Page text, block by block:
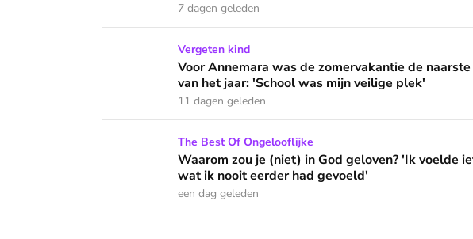
7 dagen geleden
Voor Annemara was de zomervakantie de naarste tijd van het
Vergeten kind
Voor Annemara was de zomervakantie de
van het jaar: 'School was mijn veilige plek'
11 dagen geleden
Waarom zou je (niet) in God geloven? 'Ik voelde iets wat ik nooit
The Best Of Ongelooflijke
Waarom zou je (niet) in God geloven? 'Ik voelde
wat ik nooit eerder had gevoeld'
een dag geleden